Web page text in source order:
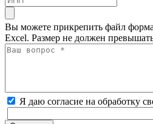
Вы можете прикрепить файл
Excel. Размер не должен
Я даю согласие на обработку